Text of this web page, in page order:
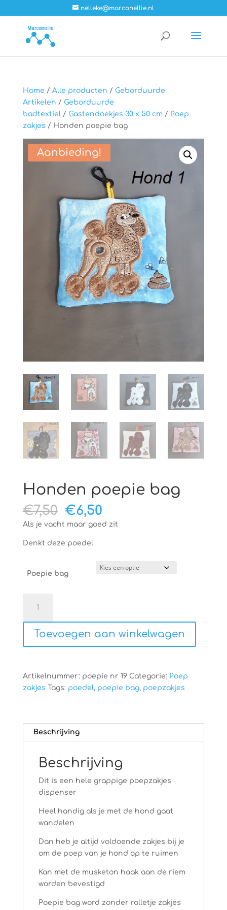
nelleke@marconellie.nl
Home / Alle producten / Geborduurde
Artikelen / Geborduurde
badtextiel/ Gastendoekjes 30 x 50 cm / Poep
zakjes / Honden poepie bag
Aanbieding!
Honden poepie bag
€7,50 Oorspronkelijke
prijs
was:
€7,50.
€6,50Huidige
prijs
Als je vacht maar goed zit
Denkt deze poedel
Poepie bag
poepie
bag
aantal
Toevoegen aan winkelwagen
Artikelnummer: poepie nr 19 Categorie: Poep
zakjes Tags: poedel, poepie bag, poepzakjes
Beschrijving
Beschrijving
Dit is een hele grappige poepzakjes
dispenser
Heel handig als je met de hond gaat
wandelen
Dan heb je altijd voldoende zakjes bij je
om de poep van je hond op te ruimen
Kan met de musketon haak aan de riem
worden bevestigd
Poepie bag word zonder rolletje zakjes